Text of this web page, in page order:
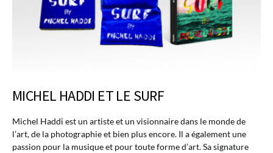
MICHEL HADDI ET LE SURF
Michel Haddi est un artiste et un visionnaire dans le monde de
l’art, de la photographie et bien plus encore. Il a également une
passion pour la musique et pour toute forme d’art. Sa signature